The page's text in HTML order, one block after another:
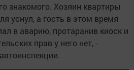
знакомого. Хозяин квартиры
уснул, а гость в этом время
в аварию, протаранив киоск и
прав у него нет, -